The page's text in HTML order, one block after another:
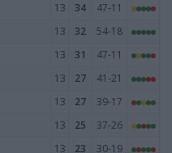
13 34
47-11
13 32
54-18
13 31
47-11
13 27
41-21
13 27
39-17
13 25
37-26
13 23 30-19